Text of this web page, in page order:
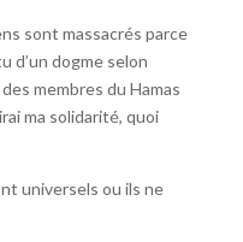
sont massacrés parce
d’un dogme selon
membres du Hamas
ma solidarité, quoi
universels ou ils ne